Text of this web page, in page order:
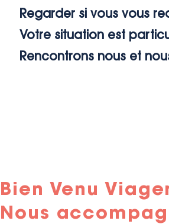
Regarder si vous vous
Votre situation est
Rencontrons nous et
Bien Venu
Nous